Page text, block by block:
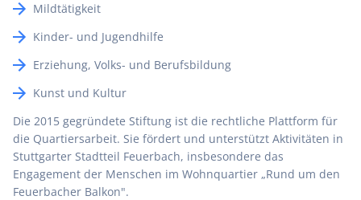
Mildtätigkeit
Kinder- und Jugendhilfe
Erziehung, Volks- und Berufsbildung
Kunst und Kultur
Die 2015 gegründete Stiftung ist die rechtliche Plattform für
die Quartiersarbeit. Sie fördert und unterstützt Aktivitäten in
Stuttgarter Stadtteil Feuerbach, insbesondere das
Engagement der Menschen im Wohnquartier „Rund um den
Feuerbacher Balkon".